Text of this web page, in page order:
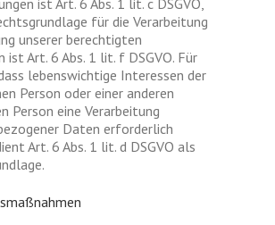
für die Verarbeitung
unserer berechtigten
ist Art. 6 Abs. 1 lit. f DSGVO. Für
lebenswichtige Interessen der
Person oder einer anderen
Person eine Verarbeitung
Daten erforderlich
Art. 6 Abs. 1 lit. d DSGVO als